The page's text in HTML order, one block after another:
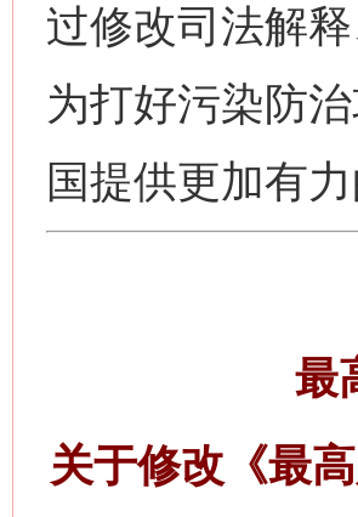
过修改司法解
为打好污染防
国提供更加有
最
关于修改《最